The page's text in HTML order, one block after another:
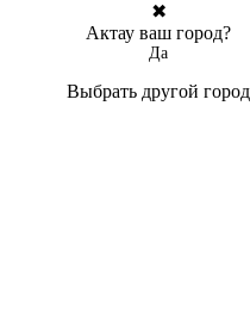
✖
Актау ваш город?
Да
Выбрать другой город